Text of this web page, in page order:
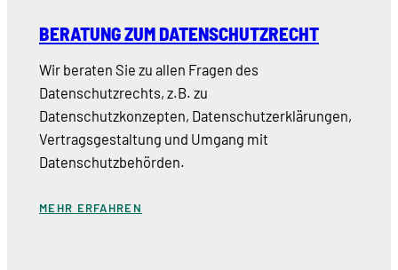
BERATUNG ZUM DATENSCHUTZRECHT
Wir beraten Sie zu allen Fragen des
Datenschutzrechts, z.B. zu
Datenschutzkonzepten, Datenschutzerklärungen,
Vertragsgestaltung und Umgang mit
Datenschutzbehörden.
MEHR ERFAHREN